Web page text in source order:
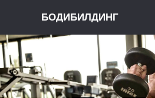
БОДИБИЛДИНГ